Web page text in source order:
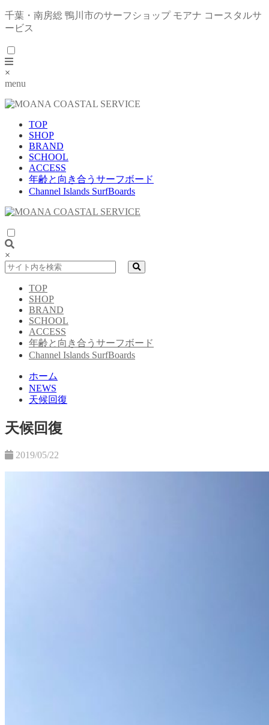
千葉・南房総 鴨川市のサーフショップ モアナ コースタルサ
ービス
×
menu
TOP
SHOP
BRAND
SCHOOL
ACCESS
年齢と向き合うサーフボード
Channel Islands SurfBoards
×
TOP
SHOP
BRAND
SCHOOL
ACCESS
年齢と向き合うサーフボード
Channel Islands SurfBoards
ホーム
NEWS
天候回復
天候回復
2019/05/22